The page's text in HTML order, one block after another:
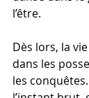
l’être.
Dès lors, la
dans les
les